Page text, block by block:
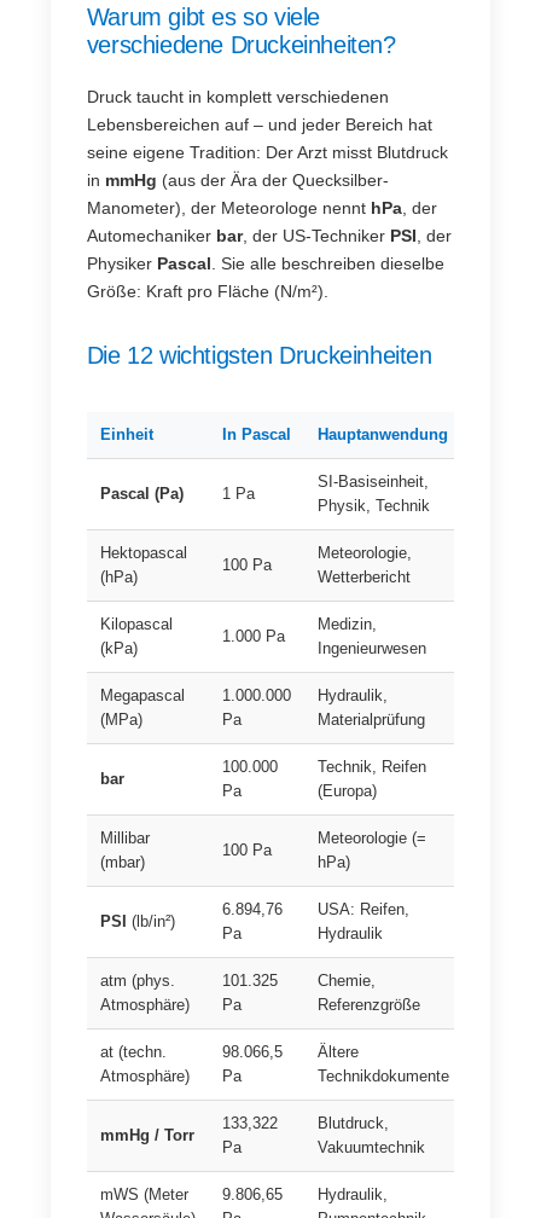
Warum gibt es so viele
verschiedene Druckeinheiten?
Druck taucht in komplett verschiedenen
Lebensbereichen auf – und jeder Bereich hat
seine eigene Tradition: Der Arzt misst Blutdruck
in mmHg (aus der Ära der Quecksilber-
Manometer), der Meteorologe nennt hPa, der
Automechaniker bar, der US-Techniker PSI , der
Physiker Pascal . Sie alle beschreiben dieselbe
Größe: Kraft pro Fläche (N/m²).
Die 12 wichtigsten Druckeinheiten
Einheit In Pascal Hauptanwendung
Pascal (Pa) 1 Pa
SI-Basiseinheit,
Physik, Technik
Hektopascal
(hPa)
100 Pa
Meteorologie,
Wetterbericht
Kilopascal
(kPa)
1.000 Pa
Medizin,
Ingenieurwesen
Megapascal
(MPa)
1.000.000
Pa
Hydraulik,
Materialprüfung
bar
100.000
Pa
Technik, Reifen
(Europa)
Millibar
(mbar)
100 Pa
Meteorologie (=
hPa)
PSI (lb/in²)
6.894,76
Pa
USA: Reifen,
Hydraulik
atm (phys.
Atmosphäre)
101.325
Pa
Chemie,
Referenzgröße
at (techn.
Atmosphäre)
98.066,5
Pa
Ältere
Technikdokumente
mmHg / Torr
133,322
Pa
Blutdruck,
Vakuumtechnik
mWS (Meter
9.806,65
Hydraulik,